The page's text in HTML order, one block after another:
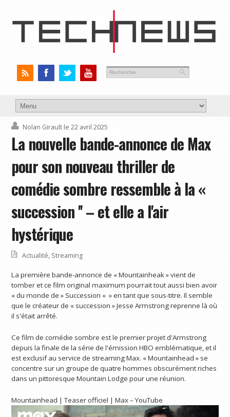
Nolan Girault le 22 avril 2025
La nouvelle bande-annonce de Max
pour son nouveau thriller de
comédie sombre ressemble à la «
succession '' – et elle a l'air
hystérique
Actualité, Streaming
La première bande-annonce de « Mountainheak » vient de
tomber et ce film original maximum pourrait tout aussi bien avoir
« du monde de » Succession « » en tant que sous-titre. Il semble
que le créateur de « succession » Jesse Armstrong reprenne là où
il s'était arrêté.
Ce film de comédie sombre est le premier projet d'Armstrong
depuis la finale de la série de l'émission HBO emblématique, et il
est exclusif au service de streaming Max. « Mountainhead » se
concentre sur un groupe de quatre hommes obscurément riches
dans un pittoresque Mountain Lodge pour une réunion.
Mountainhead | Teaser officiel | Max – YouTube